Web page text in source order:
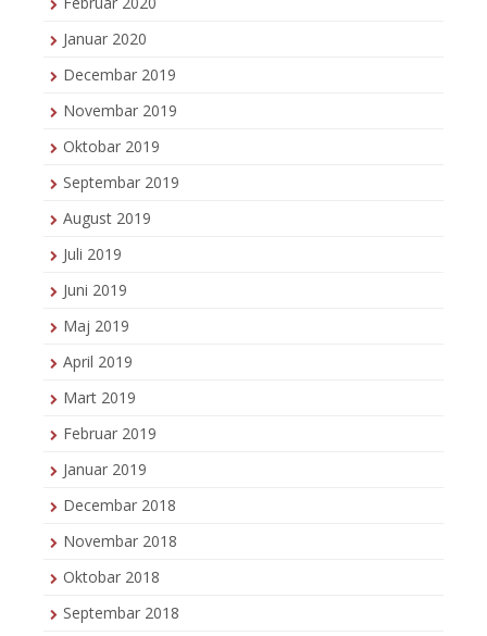
Januar 2020
Decembar 2019
Novembar 2019
Oktobar 2019
Septembar 2019
August 2019
Juli 2019
Juni 2019
Maj 2019
April 2019
Mart 2019
Februar 2019
Januar 2019
Decembar 2018
Novembar 2018
Oktobar 2018
Septembar 2018